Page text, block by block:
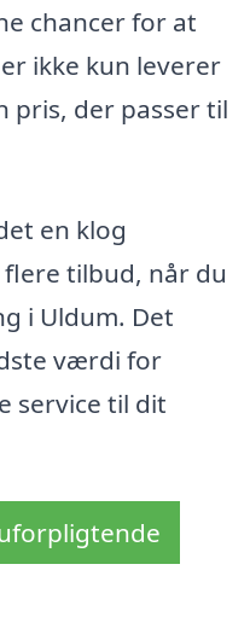
chancer for at
ikke kun leverer
pris, der passer til
en klog
tilbud, når du
i Uldum. Det
værdi for
service til dit